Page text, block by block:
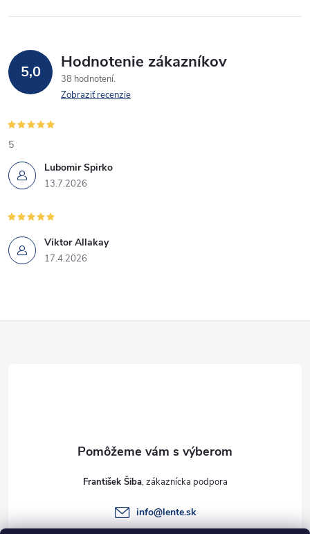
5,0 Hodnotenie zákazníkov
38 hodnotení
Zobraziť recenzie
Lubomir Spirko
13.7.2026
5
Viktor Allakay
17.4.2026
František Šiba
info@lente.sk